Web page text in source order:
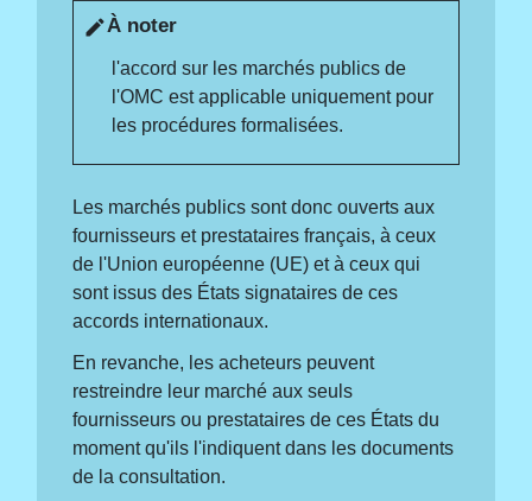
editÀ noter
l'accord sur les marchés publics de
l'OMC est applicable uniquement pour
les procédures formalisées.
Les marchés publics sont donc ouverts aux
fournisseurs et prestataires français, à ceux
de l'Union européenne (UE) et à ceux qui
sont issus des États signataires de ces
accords internationaux.
En revanche, les acheteurs peuvent
restreindre leur marché aux seuls
fournisseurs ou prestataires de ces États du
moment qu'ils l'indiquent dans les documents
de la consultation.